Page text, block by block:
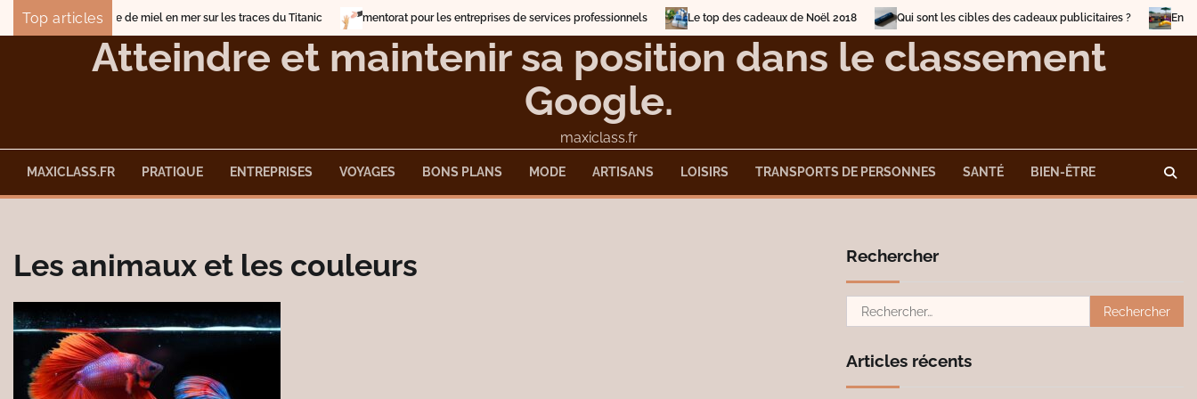
SkipTop articles
Lune de miel en mer sur les traces du Titanic mentorat pour les entreprises de services professionnels Le top des cadeaux de Noël 2018 Qui sont les cibles des cadeaux publicitaires ? Entrainez-
Atteindre et maintenir sa position dans le classement
Google.
maxiclass.fr
MAXICLASS.FR PRATIQUE ENTREPRISES VOYAGES BONS PLANS MODE ARTISANS LOISIRS TRANSPORTS DE PERSONNES SANTÉ BIEN-ÊTRE
Les animaux et les couleurs Rechercher
Rechercher :
Articles récents